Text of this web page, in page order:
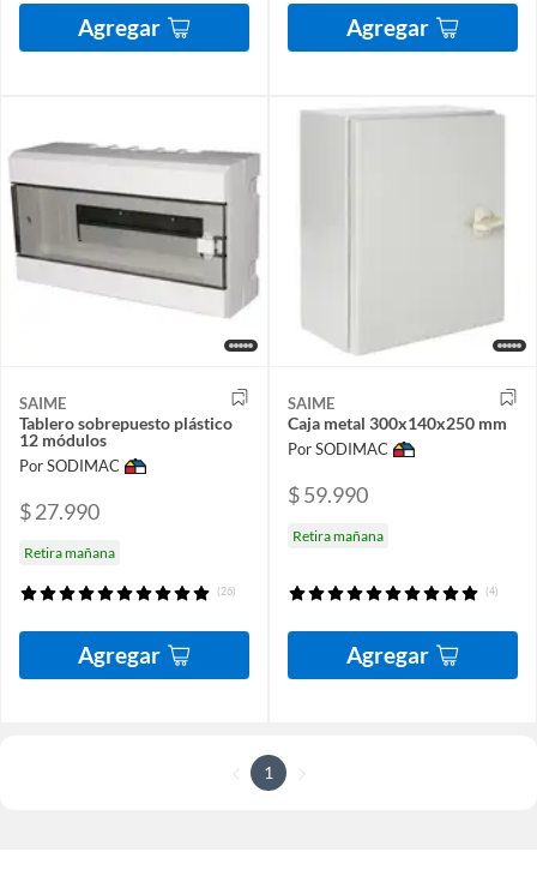
Agregar Agregar
SAIME
Tablero sobrepuesto plástico
12 módulos
Por SODIMAC
$ 27.990
Retira mañana
(26)
Agregar
SAIME
Caja metal 300x140x250 mm
Por SODIMAC
$ 59.990
Retira mañana
(4)
Agregar
1